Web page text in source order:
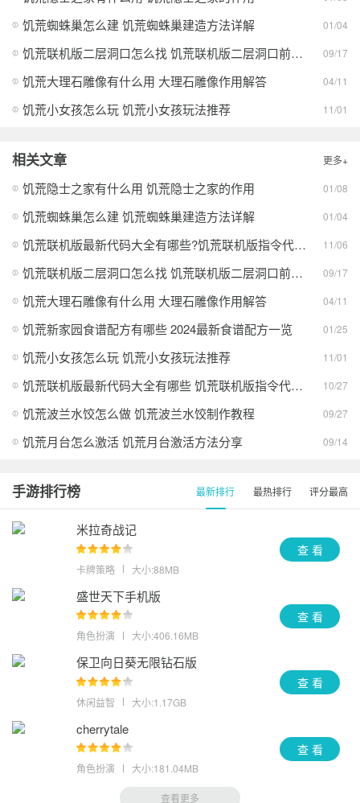
饥荒海难手机版官方正版
文字饥荒安卓版 查看
饥荒巨人的统治 查看
饥荒海滩下载苹果最新版 查看
饥荒海滩
饥荒新家园
饥荒 查看
饥荒巨人国 查看
饥荒 查看
饥荒中文版 查看
饥荒巨人国正版 查看
饥荒蜘蛛巢怎么建 饥荒蜘蛛巢建造方法详解 01/04
饥荒联机版二层洞口怎么找 饥荒联机版二层洞口前往方法大全 09/17
饥荒大理石雕像有什么用 大理石雕像作用解答 04/11
饥荒小女孩怎么玩 饥荒小女孩玩法推荐 11/01
相关文章 更多+
饥荒隐士之家有什么用 饥荒隐士之家的作用 01/08
饥荒蜘蛛巢怎么建 饥荒蜘蛛巢建造方法详解 01/04
饥荒联机版最新代码大全有哪些?饥荒联机版指令代码大全汇总一览 11/06
饥荒联机版二层洞口怎么找 饥荒联机版二层洞口前往方法大全 09/17
饥荒大理石雕像有什么用 大理石雕像作用解答 04/11
饥荒新家园食谱配方有哪些 2024最新食谱配方一览 01/25
饥荒小女孩怎么玩 饥荒小女孩玩法推荐 11/01
饥荒联机版最新代码大全有哪些 饥荒联机版指令代码大全2023 10/27
饥荒波兰水饺怎么做 饥荒波兰水饺制作教程 09/27
饥荒月台怎么激活 饥荒月台激活方法分享 09/14
手游排行榜 最新排行 最热排行 评分最高
米拉奇战记
卡牌策略 大小:88MB
查 看
盛世天下手机版
角色扮演 大小:406.16MB
查 看
保卫向日葵无限钻石版
休闲益智 大小:1.17GB
查 看
cherrytale
角色扮演 大小:181.04MB
查 看
查看更多